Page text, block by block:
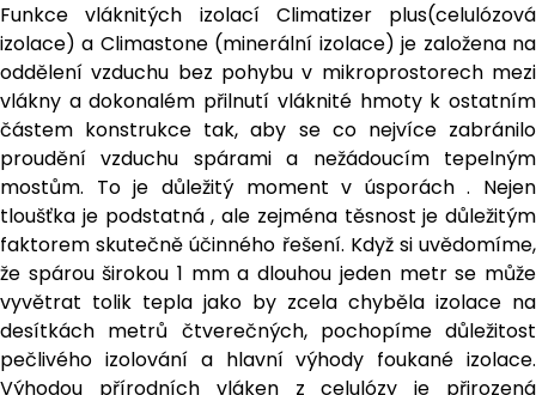
Funkce vláknitých izolací Climatizer plus(celulózová
izolace) a Climastone (minerální izolace) je založena na
oddělení vzduchu bez pohybu v mikroprostorech mezi
vlákny a dokonalém přilnutí vláknité hmoty k ostatním
částem konstrukce tak, aby se co nejvíce zabránilo
proudění vzduchu spárami a nežádoucím tepelným
mostům. To je důležitý moment v úsporách . Nejen
tloušťka je podstatná , ale zejména těsnost je důležitým
faktorem skutečně účinného řešení. Když si uvědomíme,
že spárou širokou 1 mm a dlouhou jeden metr se může
vyvětrat tolik tepla jako by zcela chyběla izolace na
desítkách metrů čtverečných, pochopíme důležitost
pečlivého izolování a hlavní výhody foukané izolace.
Výhodou přírodních vláken z celulózy je přirozená